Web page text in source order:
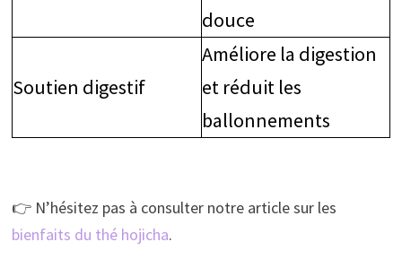
douce
Soutien digestif
Améliore la digestion
et réduit les
ballonnements
👉 N’hésitez pas à consulter notre article sur les
bienfaits du thé hojicha.